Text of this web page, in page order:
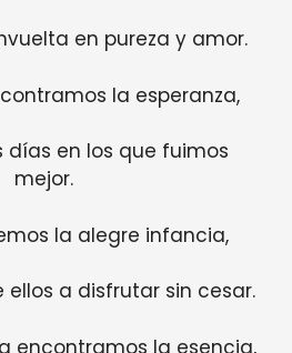
en pureza y amor.
la esperanza,
días en los que fuimos
mejor.
la alegre infancia,
a disfrutar sin cesar.
encontramos la esencia,